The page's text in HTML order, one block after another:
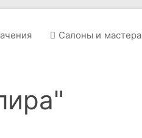
Салоны и мастера